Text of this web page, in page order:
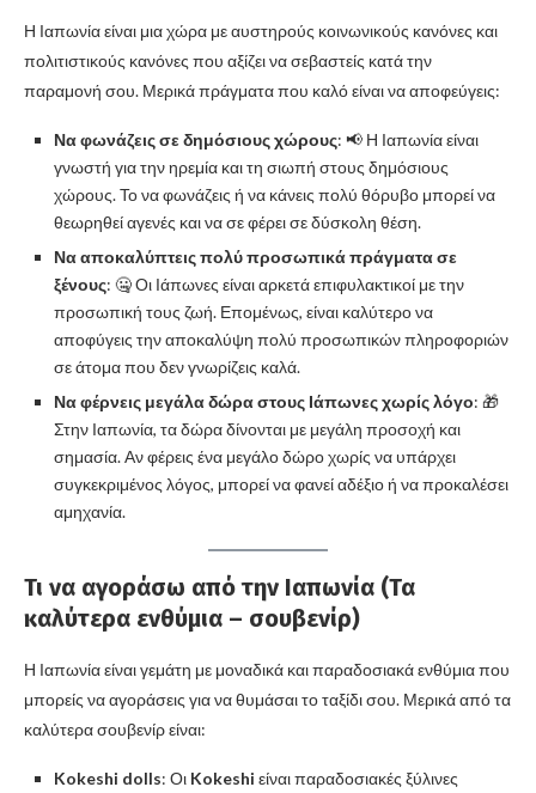
Η Ιαπωνία είναι μια χώρα με αυστηρούς κοινωνικούς κανόνες και
πολιτιστικούς κανόνες που αξίζει να σεβαστείς κατά την
παραμονή σου. Μερικά πράγματα που καλό είναι να αποφεύγεις:
Να φωνάζεις σε δημόσιους χώρους: 📢 Η Ιαπωνία είναι
γνωστή για την ηρεμία και τη σιωπή στους δημόσιους
χώρους. Το να φωνάζεις ή να κάνεις πολύ θόρυβο μπορεί να
θεωρηθεί αγενές και να σε φέρει σε δύσκολη θέση.
Να αποκαλύπτεις πολύ προσωπικά πράγματα σε
ξένους: 🤐 Οι Ιάπωνες είναι αρκετά επιφυλακτικοί με την
προσωπική τους ζωή. Επομένως, είναι καλύτερο να
αποφύγεις την αποκαλύψη πολύ προσωπικών πληροφοριών
σε άτομα που δεν γνωρίζεις καλά.
Να φέρνεις μεγάλα δώρα στους Ιάπωνες χωρίς λόγο: 🎁
Στην Ιαπωνία, τα δώρα δίνονται με μεγάλη προσοχή και
σημασία. Αν φέρεις ένα μεγάλο δώρο χωρίς να υπάρχει
συγκεκριμένος λόγος, μπορεί να φανεί αδέξιο ή να προκαλέσει
αμηχανία.
Τι να αγοράσω από την Ιαπωνία (Τα
καλύτερα ενθύμια – σουβενίρ)
Η Ιαπωνία είναι γεμάτη με μοναδικά και παραδοσιακά ενθύμια που
μπορείς να αγοράσεις για να θυμάσαι το ταξίδι σου. Μερικά από τα
καλύτερα σουβενίρ είναι:
Kokeshi dolls: Οι Kokeshi είναι παραδοσιακές ξύλινες